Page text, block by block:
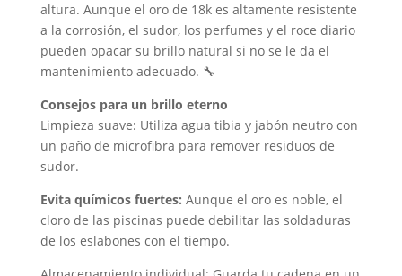
altura. Aunque el oro de 18k es altamente resistente
a la corrosión, el sudor, los perfumes y el roce diario
pueden opacar su brillo natural si no se le da el
mantenimiento adecuado. 🔧
Consejos para un brillo eterno
Limpieza suave: Utiliza agua tibia y jabón neutro con
un paño de microfibra para remover residuos de
sudor.
Evita químicos fuertes: Aunque el oro es noble, el
cloro de las piscinas puede debilitar las soldaduras
de los eslabones con el tiempo.